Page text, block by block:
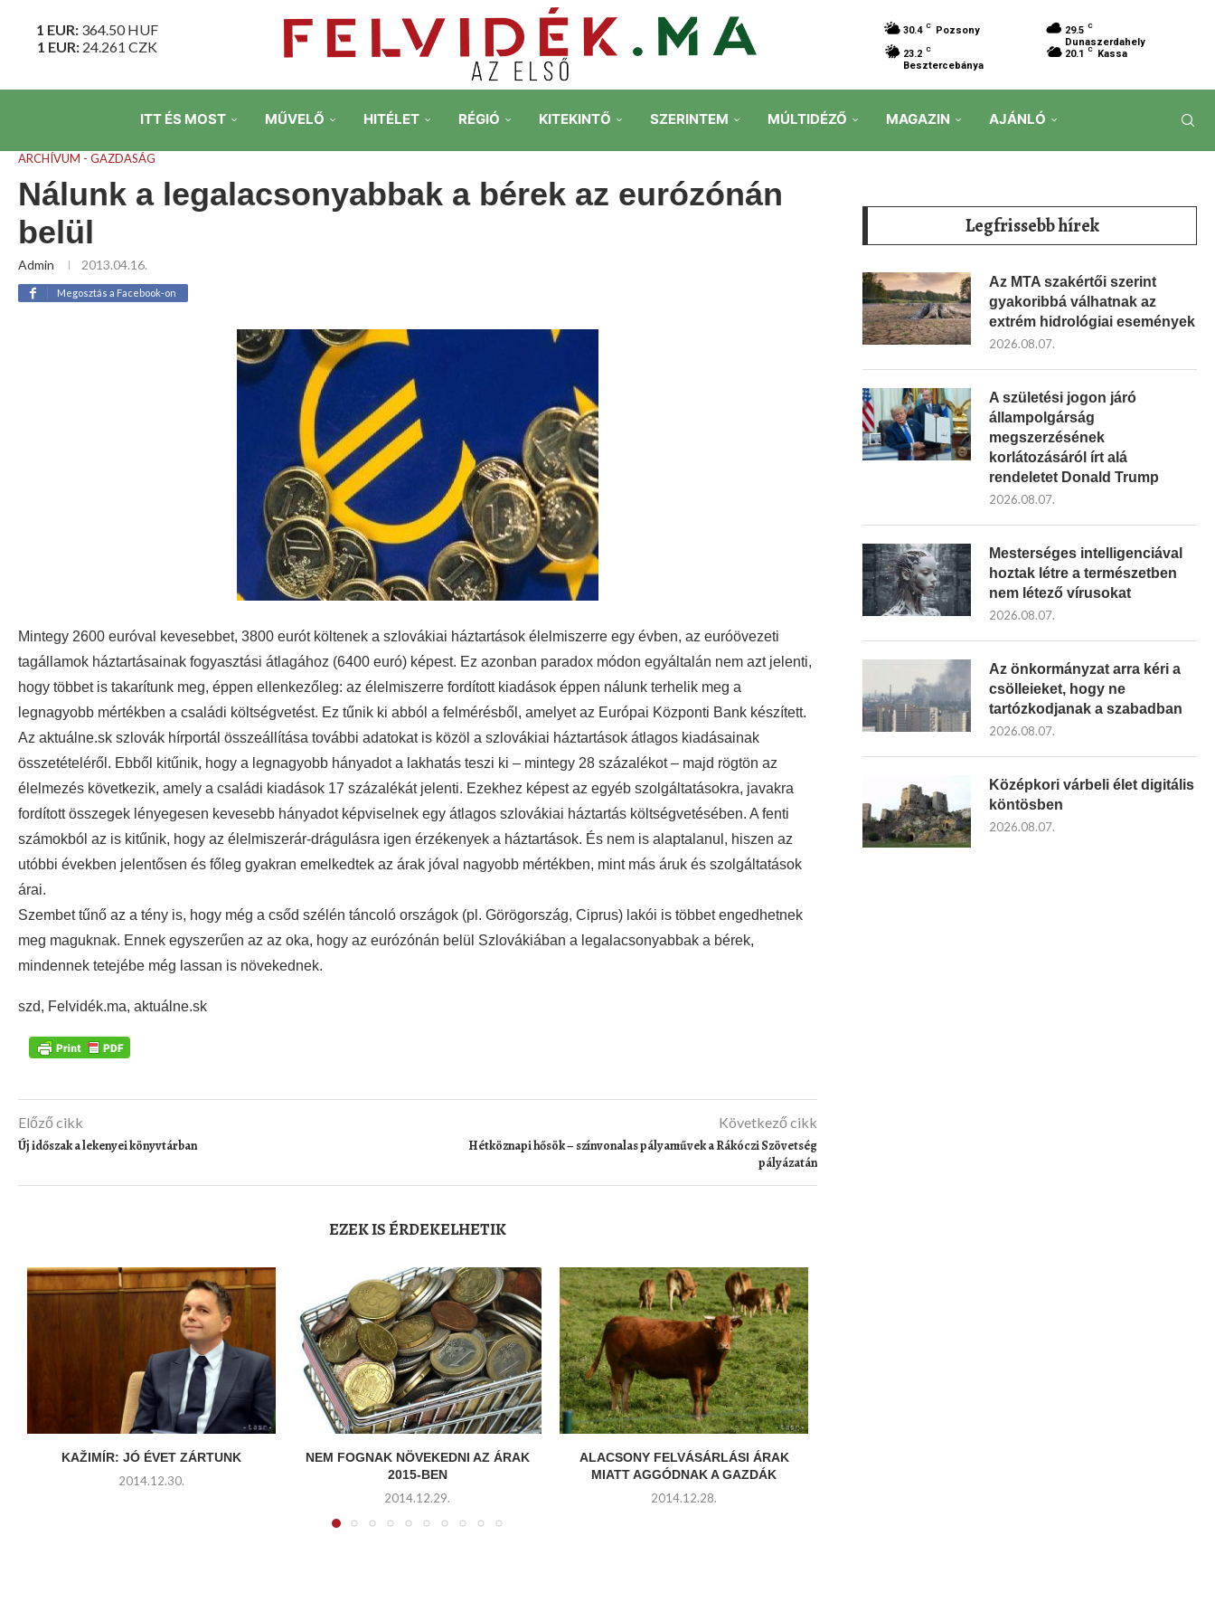
1 EUR: 364.50HUF
1 EUR: 24.261 CZK
30.4 C Pozsony 29.5 C
Dunaszerdahely
23.2 C
Besztercebánya
20.1 C Kassa
ITT ÉS MOST MŰVELŐ HITÉLET RÉGIÓ KITEKINTŐ SZERINTEM MÚLTIDÉZŐ MAGAZIN AJÁNLÓ
ARCHÍVUM - GAZDASÁG
Nálunk a legalacsonyabbak a bérek az eurózónán
belül
Admin 2013.04.16.
Megosztás a Facebook-on
Mintegy 2600 euróval kevesebbet, 3800 eurót költenek a szlovákiai háztartások élelmiszerre egy évben, az euróövezeti
tagállamok háztartásainak fogyasztási átlagához (6400 euró) képest. Ez azonban paradox módon egyáltalán nem azt jelenti,
hogy többet is takarítunk meg, éppen ellenkezőleg: az élelmiszerre fordított kiadások éppen nálunk terhelik meg a
legnagyobb mértékben a családi költségvetést. Ez tűnik ki abból a felmérésből, amelyet az Európai Központi Bank készített.
Az aktuálne.sk szlovák hírportál összeállítása további adatokat is közöl a szlovákiai háztartások átlagos kiadásainak
összetételéről. Ebből kitűnik, hogy a legnagyobb hányadot a lakhatás teszi ki – mintegy 28 százalékot – majd rögtön az
élelmezés következik, amely a családi kiadások 17 százalékát jelenti. Ezekhez képest az egyéb szolgáltatásokra, javakra
fordított összegek lényegesen kevesebb hányadot képviselnek egy átlagos szlovákiai háztartás költségvetésében. A fenti
számokból az is kitűnik, hogy az élelmiszerár-drágulásra igen érzékenyek a háztartások. És nem is alaptalanul, hiszen az
utóbbi években jelentősen és főleg gyakran emelkedtek az árak jóval nagyobb mértékben, mint más áruk és szolgáltatások
árai.
Szembet tűnő az a tény is, hogy még a csőd szélén táncoló országok (pl. Görögország, Ciprus) lakói is többet engedhetnek
meg maguknak. Ennek egyszerűen az az oka, hogy az eurózónán belül Szlovákiában a legalacsonyabbak a bérek,
mindennek tetejébe még lassan is növekednek.
szd, Felvidék.ma, aktuálne.sk
Előző cikk
Új időszak a lekenyei könyvtárban
Következő cikk
Hétköznapi hősök – színvonalas pályaművek a Rákóczi Szövetség
pályázatán
EZEK IS ÉRDEKELHETIK
KAŽIMÍR: JÓ ÉVET ZÁRTUNK
2014.12.30.
NEM FOGNAK NÖVEKEDNI AZ ÁRAK
2015-BEN
2014.12.29.
ALACSONY FELVÁSÁRLÁSI ÁRAK
MIATT AGGÓDNAK A GAZDÁK
2014.12.28.
Legfrissebb hírek
Az MTA szakértői szerint
gyakoribbá válhatnak az
extrém hidrológiai események
2026.08.07.
A születési jogon járó
állampolgárság
megszerzésének
korlátozásáról írt alá
rendeletet Donald Trump
2026.08.07.
Mesterséges intelligenciával
hoztak létre a természetben
nem létező vírusokat
2026.08.07.
Az önkormányzat arra kéri a
csölleieket, hogy ne
tartózkodjanak a szabadban
2026.08.07.
Középkori várbeli élet digitális
köntösben
2026.08.07.